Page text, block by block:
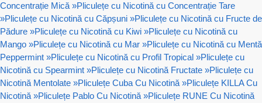
Concentrație Mică »Pliculețe cu Nicotină cu Concentrație Tare
»Pliculețe cu Nicotină cu Căpșuni »Pliculețe cu Nicotină cu Fructe de
Pădure »Pliculețe cu Nicotină cu Kiwi »Pliculețe cu Nicotină cu
Mango »Pliculețe cu Nicotină cu Mar »Pliculețe cu Nicotină cu Mentă
Peppermint »Pliculețe cu Nicotină cu Profil Tropical »Pliculețe cu
Nicotină cu Spearmint »Pliculețe cu Nicotină Fructate »Pliculețe cu
Nicotină Mentolate »Pliculețe Cuba Cu Nicotină »Pliculețe KILLA Cu
Nicotină »Pliculețe Pablo Cu Nicotină »Pliculețe RUNE Cu Nicotină